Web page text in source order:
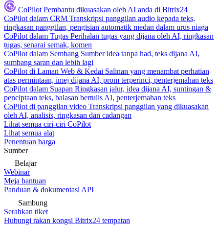
CoPilot Pembantu dikuasakan oleh AI anda di Bitrix24
CoPilot dalam CRM Transkripsi panggilan audio kepada teks,
ringkasan panggilan, pengisian automatik medan dalam urus niaga
CoPilot dalam Tugas Perihalan tugas yang dijana oleh AI, ringkasan
tugas, senarai semak, komen
CoPilot dalam Sembang Sumber idea tanpa had, teks dijana AI,
sumbang saran dan lebih lagi
CoPilot di Laman Web & Kedai Salinan yang menambat perhatian
atas permintaan, imej dijana AI, prom terperinci, penterjemahan teks
CoPilot dalam Suapan Ringkasan jalur, idea dijana AI, suntingan &
penciptaan teks, balasan bertulis AI, penterjemahan teks
CoPilot di panggilan video Transkripsi panggilan yang dikuasakan
oleh AI, analisis, ringkasan dan cadangan
Lihat semua ciri-ciri CoPilot
Lihat semua alat
Penentuan harga
Sumber
Belajar
Webinar
Meja bantuan
Panduan & dokumentasi API
Sambung
Serahkan tiket
Hubungi rakan kongsi Bitrix24 tempatan